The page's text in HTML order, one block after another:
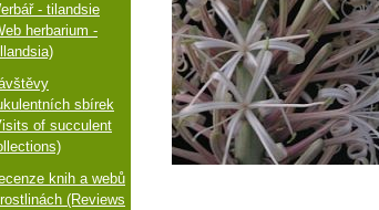
- tilandsie
herbarium -
sbírek
of succulent
knih a webů
(Reviews